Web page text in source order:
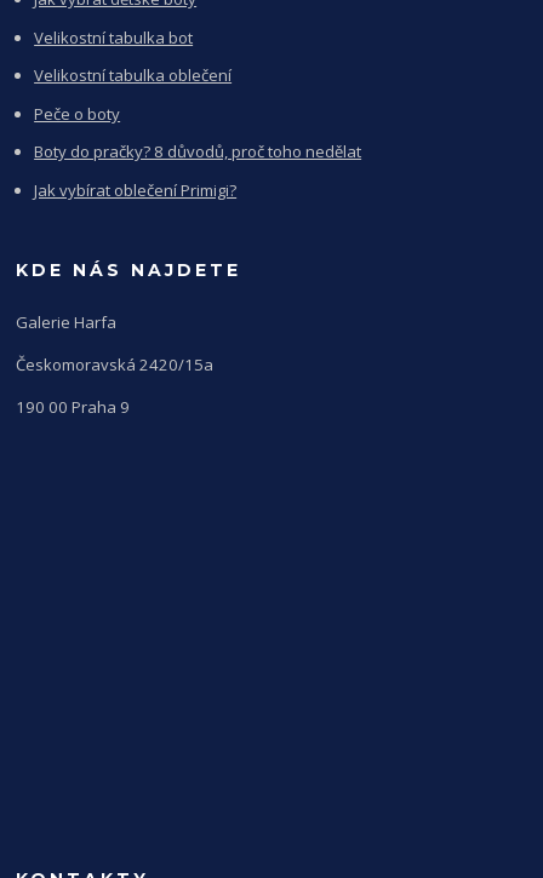
Velikostní tabulka bot
Velikostní tabulka oblečení
Peče o boty
Boty do pračky? 8 důvodů, proč toho nedělat
Jak vybírat oblečení Primigi?
KDE NÁS NAJDETE
Galerie Harfa
Českomoravská 2420/15a
190 00 Praha 9